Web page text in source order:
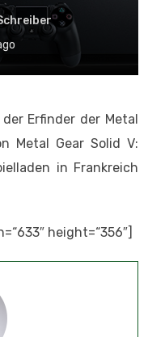
Erfinder der Metal
Metal Gear Solid V:
in Frankreich
height=“356″]